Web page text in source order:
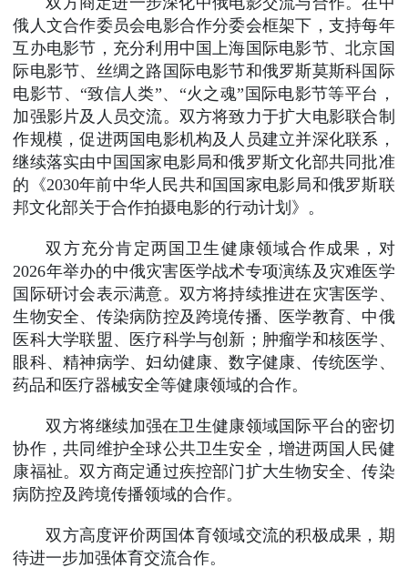
俄人文合作委员会电影合作分委会框架下，支持每年
互办电影节，充分利用中国上海国际电影节、北京国
际电影节、丝绸之路国际电影节和俄罗斯莫斯科国际
电影节、“致信人类”、“火之魂”国际电影节等平台，
加强影片及人员交流。双方将致力于扩大电影联合制
作规模，促进两国电影机构及人员建立并深化联系，
继续落实由中国国家电影局和俄罗斯文化部共同批准
的《2030年前中华人民共和国国家电影局和俄罗斯联
邦文化部关于合作拍摄电影的行动计划》。
双方充分肯定两国卫生健康领域合作成果，对
2026年举办的中俄灾害医学战术专项演练及灾难医学
国际研讨会表示满意。双方将持续推进在灾害医学、
生物安全、传染病防控及跨境传播、医学教育、中俄
医科大学联盟、医疗科学与创新；肿瘤学和核医学、
眼科、精神病学、妇幼健康、数字健康、传统医学、
药品和医疗器械安全等健康领域的合作。
双方将继续加强在卫生健康领域国际平台的密切
协作，共同维护全球公共卫生安全，增进两国人民健
康福祉。双方商定通过疾控部门扩大生物安全、传染
病防控及跨境传播领域的合作。
双方高度评价两国体育领域交流的积极成果，期
待进一步加强体育交流合作。